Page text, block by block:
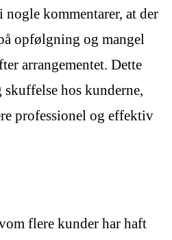
nogle kommentarer, at der
opfølgning og mangel
arrangementet. Dette
hos kunderne,
professionel og effektiv
flere kunder har haft